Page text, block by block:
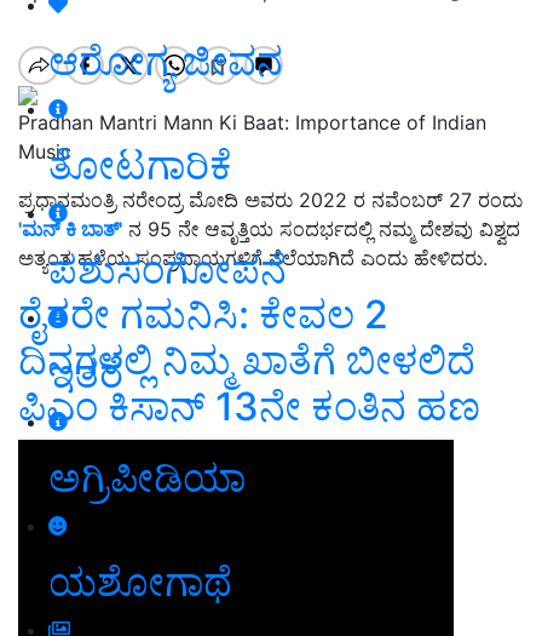
ಆರೋಗ್ಯ ಜೀವನ
ತೋಟಗಾರಿಕೆ
ಪಶುಸಂಗೋಪನೆ
ಇತರೆ
ಅಗ್ರಿಪೀಡಿಯಾ
ಯಶೋಗಾಥೆ
Pradhan Mantri Mann Ki Baat: Importance of Indian
Music
ಪ್ರಧಾನಮಂತ್ರಿ ನರೇಂದ್ರ ಮೋದಿ ಅವರು 2022 ರ ನವೆಂಬರ್ 27 ರಂದು
'ಮನ್ ಕಿ ಬಾತ್' ನ 95 ನೇ ಆವೃತ್ತಿಯ ಸಂದರ್ಭದಲ್ಲಿ ನಮ್ಮ ದೇಶವು ವಿಶ್ವದ
ಅತ್ಯಂತ ಹಳೆಯ ಸಂಪ್ರದಾಯಗಳಿಗೆ ನೆಲೆಯಾಗಿದೆ ಎಂದು ಹೇಳಿದರು.
ರೈತರೇ ಗಮನಿಸಿ: ಕೇವಲ 2
ದಿನಗಳಲ್ಲಿ ನಿಮ್ಮ ಖಾತೆಗೆ ಬೀಳಲಿದೆ
ಪಿಎಂ ಕಿಸಾನ್‌ 13ನೇ ಕಂತಿನ ಹಣ